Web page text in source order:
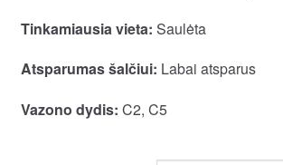
Tinkamiausia vieta: Saulėta
Atsparumas šalčiui: Labai atsparus
Vazono dydis: C2, C5